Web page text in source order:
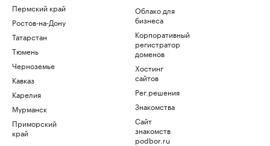
Пермский край
Ростов-на-Дону
Татарстан
Тюмень
Черноземье
Кавказ
Карелия
Мурманск
Приморский
край
Облако для
бизнеса
Корпоративный
регистратор
доменов
Хостинг
сайтов
Рег.решения
Знакомства
Сайт
знакомств
podbor.ru